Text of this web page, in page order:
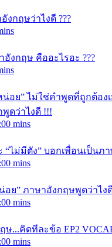
งกฤษว่าไงดี ???
อังกฤษ คืออะไรอะ ???
น่อย” ไม่ใช่คำพูดที่ถูกต้อง
พูดว่าไงดี !!!
mins
“ไม่มีตัง” บอกเพื่อนเป็นภ
mins
ย” ภาษาอังกฤษพูดว่าไงดี
mins
ฤษ...คิดทีละข้อ EP2
mins